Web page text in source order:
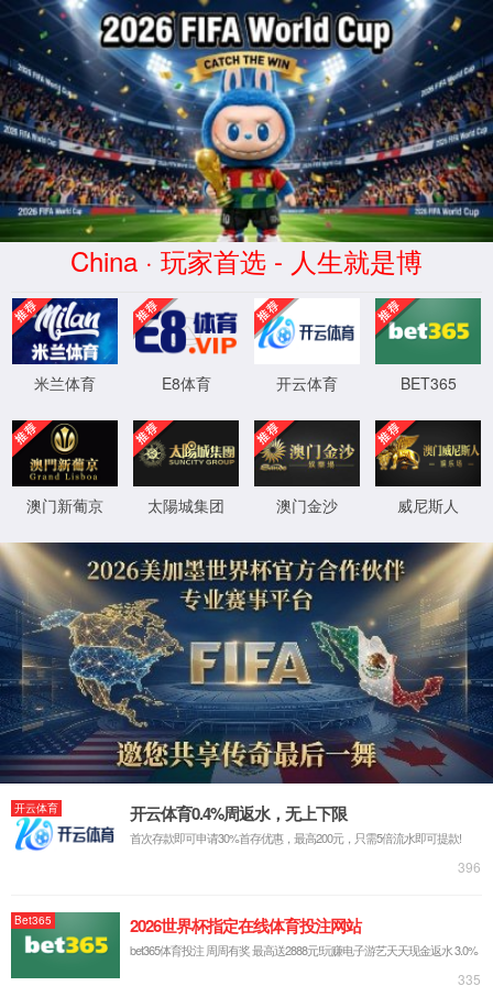
抱歉，出错啦！
Module Error
3后页面自动跳转立即跳转